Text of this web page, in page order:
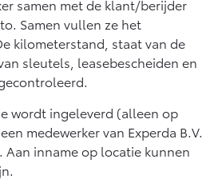
Vanaf € 56.570,-
samen met de klant/berijder
Samen vullen ze het
kilometerstand, staat van de
sleutels, leasebescheiden en
wordt ingeleverd (alleen op
medewerker van Experda B.V.
Aan inname op locatie kunnen